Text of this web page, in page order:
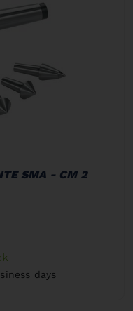
SMA - CM 2
days